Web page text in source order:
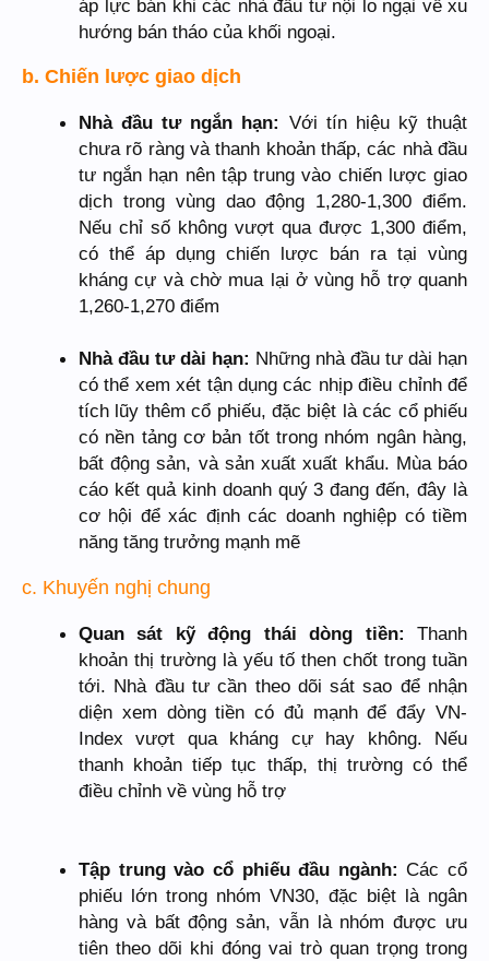
áp lực bán khi các nhà đầu tư nội lo ngại về xu
hướng bán tháo của khối ngoại.
b. Chiến lược giao dịch
Nhà đầu tư ngắn hạn: Với tín hiệu kỹ thuật
chưa rõ ràng và thanh khoản thấp, các nhà đầu
tư ngắn hạn nên tập trung vào chiến lược giao
dịch trong vùng dao động 1,280-1,300 điểm.
Nếu chỉ số không vượt qua được 1,300 điểm,
có thể áp dụng chiến lược bán ra tại vùng
kháng cự và chờ mua lại ở vùng hỗ trợ quanh
1,260-1,270 điểm
Nhà đầu tư dài hạn: Những nhà đầu tư dài hạn
có thể xem xét tận dụng các nhịp điều chỉnh để
tích lũy thêm cổ phiếu, đặc biệt là các cổ phiếu
có nền tảng cơ bản tốt trong nhóm ngân hàng,
bất động sản, và sản xuất xuất khẩu. Mùa báo
cáo kết quả kinh doanh quý 3 đang đến, đây là
cơ hội để xác định các doanh nghiệp có tiềm
năng tăng trưởng mạnh mẽ
c. Khuyến nghị chung
Quan sát kỹ động thái dòng tiền: Thanh
khoản thị trường là yếu tố then chốt trong tuần
tới. Nhà đầu tư cần theo dõi sát sao để nhận
diện xem dòng tiền có đủ mạnh để đẩy VN-
Index vượt qua kháng cự hay không. Nếu
thanh khoản tiếp tục thấp, thị trường có thể
điều chỉnh về vùng hỗ trợ
Tập trung vào cổ phiếu đầu ngành: Các cổ
phiếu lớn trong nhóm VN30, đặc biệt là ngân
hàng và bất động sản, vẫn là nhóm được ưu
tiên theo dõi khi đóng vai trò quan trọng trong